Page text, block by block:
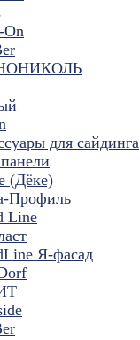
для сайдинга
(Дёке)
Профиль
Line
Я-фасад